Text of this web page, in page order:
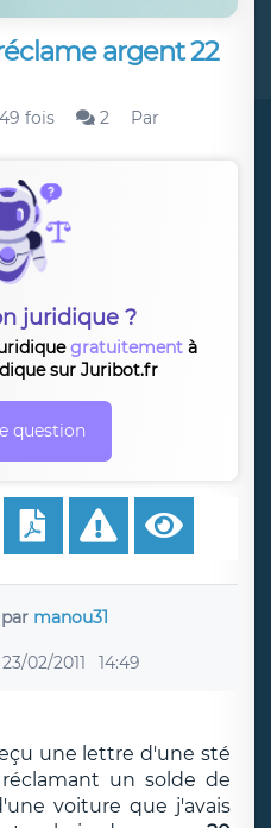
argent 22
fois 2
Par
juridique ?
gratuitement à
sur Juribot.fr
question
manou31
23/02/2011 14:49
une lettre d'une sté
un solde de
voiture que j'avais